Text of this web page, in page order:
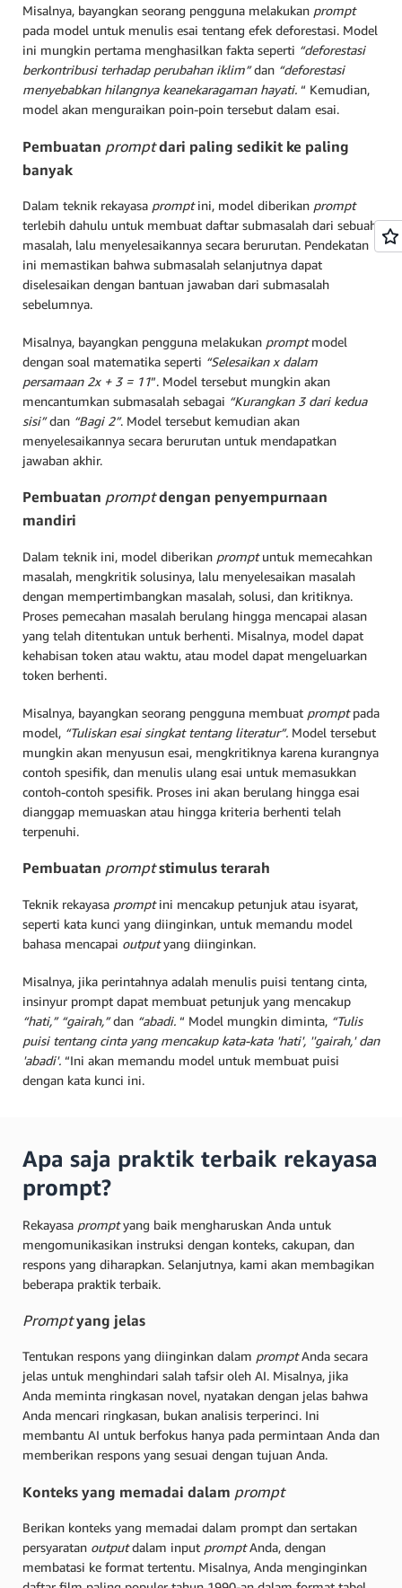
Misalnya, bayangkan seorang pengguna melakukan prompt
pada model untuk menulis esai tentang efek deforestasi. Model
ini mungkin pertama menghasilkan fakta seperti “deforestasi
berkontribusi terhadap perubahan iklim”dan “deforestasi
menyebabkan hilangnya keanekaragaman hayati. “ Kemudian,
model akan menguraikan poin-poin tersebut dalam esai.
Pembuatan promptdari paling sedikit ke paling
banyak
Dalam teknik rekayasa promptini, model diberikan prompt
terlebih dahulu untuk membuat daftar submasalah dari sebuah
masalah, lalu menyelesaikannya secara berurutan. Pendekatan
ini memastikan bahwa submasalah selanjutnya dapat
diselesaikan dengan bantuan jawaban dari submasalah
sebelumnya.
Misalnya, bayangkan pengguna melakukan promptmodel
dengan soal matematika seperti “Selesaikan x dalam
persamaan 2x + 3 = 11”. Model tersebut mungkin akan
mencantumkan submasalah sebagai “Kurangkan 3 dari kedua
sisi”dan “Bagi 2”. Model tersebut kemudian akan
menyelesaikannya secara berurutan untuk mendapatkan
jawaban akhir.
Pembuatan promptdengan penyempurnaan
mandiri
Dalam teknik ini, model diberikan promptuntuk memecahkan
masalah, mengkritik solusinya, lalu menyelesaikan masalah
dengan mempertimbangkan masalah, solusi, dan kritiknya.
Proses pemecahan masalah berulang hingga mencapai alasan
yang telah ditentukan untuk berhenti. Misalnya, model dapat
kehabisan token atau waktu, atau model dapat mengeluarkan
token berhenti.
Misalnya, bayangkan seorang pengguna membuat promptpada
model, “Tuliskan esai singkat tentang literatur”. Model tersebut
mungkin akan menyusun esai, mengkritiknya karena kurangnya
contoh spesifik, dan menulis ulang esai untuk memasukkan
contoh-contoh spesifik. Proses ini akan berulang hingga esai
dianggap memuaskan atau hingga kriteria berhenti telah
terpenuhi.
Pembuatan promptstimulus terarah
Teknik rekayasa promptini mencakup petunjuk atau isyarat,
seperti kata kunci yang diinginkan, untuk memandu model
bahasa mencapai outputyang diinginkan.
Misalnya, jika perintahnya adalah menulis puisi tentang cinta,
insinyur prompt dapat membuat petunjuk yang mencakup
“hati,” “gairah,”dan “abadi. “ Model mungkin diminta, “Tulis
puisi tentang cinta yang mencakup kata-kata 'hati', ''gairah,' dan
'abadi'. “Ini akan memandu model untuk membuat puisi
dengan kata kunci ini.
Apa saja praktik terbaik rekayasa
prompt?
Rekayasa promptyang baik mengharuskan Anda untuk
mengomunikasikan instruksi dengan konteks, cakupan, dan
respons yang diharapkan. Selanjutnya, kami akan membagikan
beberapa praktik terbaik.
Promptyang jelas
Tentukan respons yang diinginkan dalam promptAnda secara
jelas untuk menghindari salah tafsir oleh AI. Misalnya, jika
Anda meminta ringkasan novel, nyatakan dengan jelas bahwa
Anda mencari ringkasan, bukan analisis terperinci. Ini
membantu AI untuk berfokus hanya pada permintaan Anda dan
memberikan respons yang sesuai dengan tujuan Anda.
Konteks yang memadai dalam prompt
Berikan konteks yang memadai dalam prompt dan sertakan
persyaratan outputdalam input promptAnda, dengan
membatasi ke format tertentu. Misalnya, Anda menginginkan